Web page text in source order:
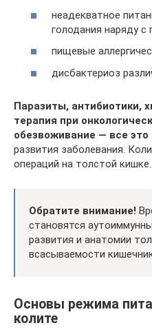
неадекватное
голодания наряду
пищевые
дисбактериоз
Паразиты, антибиотики,
терапия при
обезвоживание — все
развития заболевания.
операций на толстой кишке.
Обратите внимание!
становятся
развития и анатомии
всасываемости
Основы режима
колите